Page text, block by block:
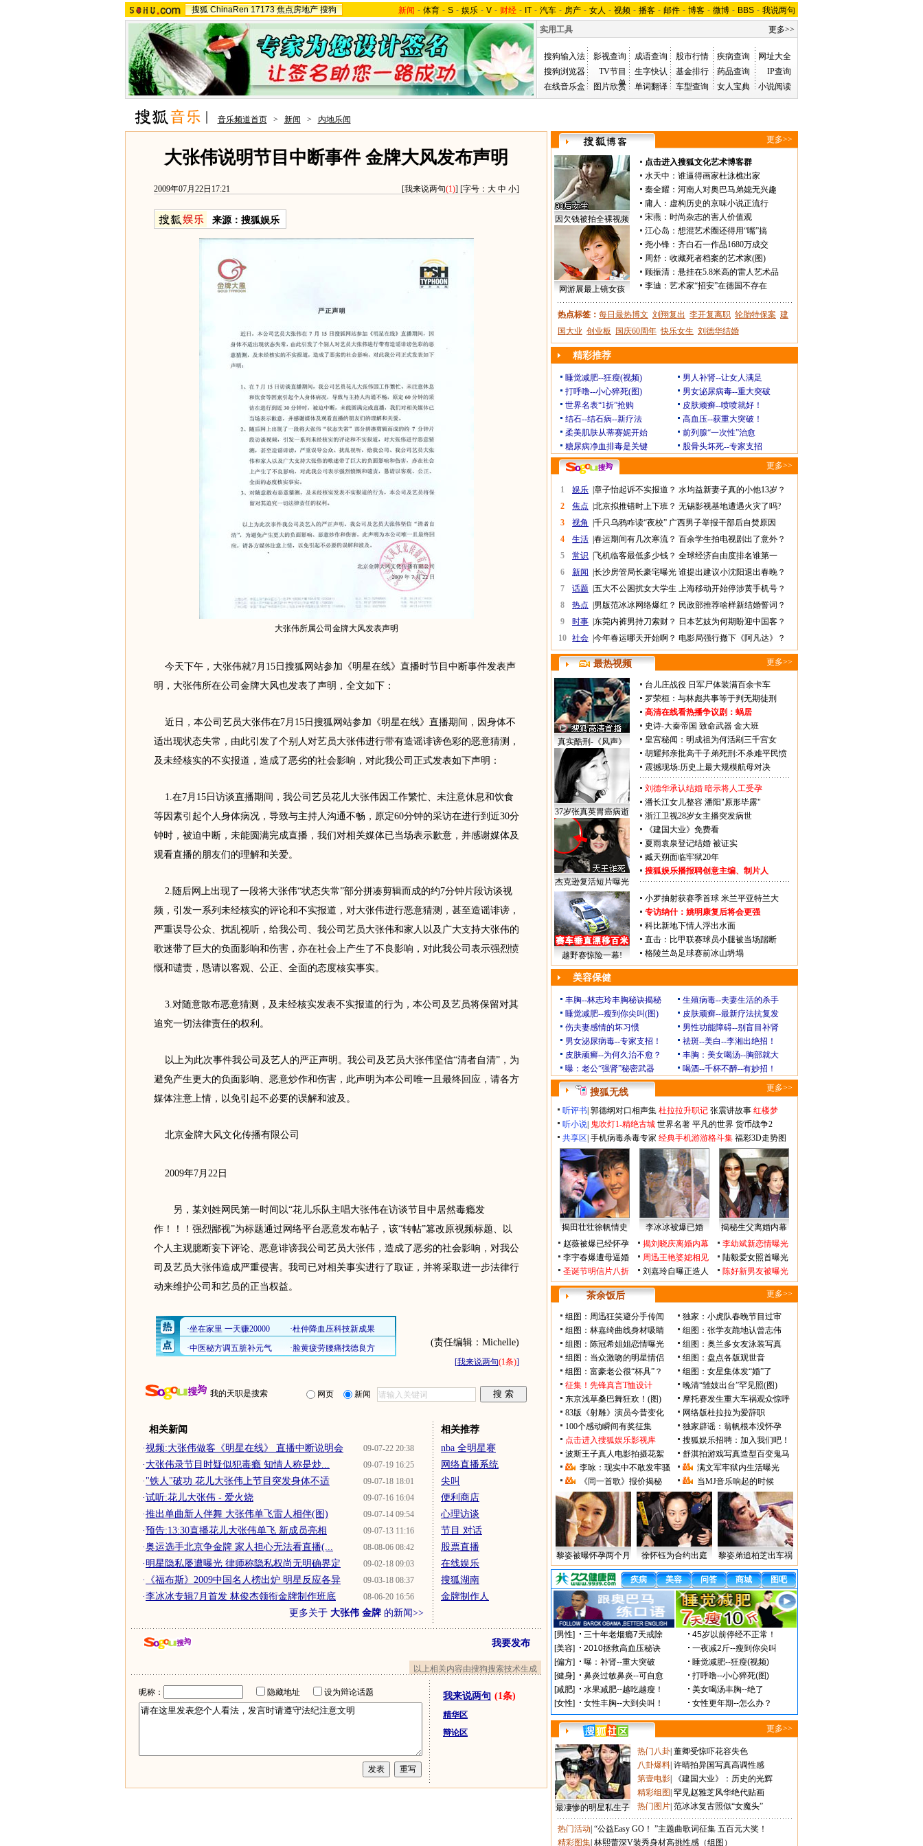
搜狐 ChinaRen 17173 焦点房地产 搜狗 新闻 - 体育 - S - 娱乐 - V - 财经 - IT - 汽车 - 房产 - 女人 - 视频 - 播客 - 邮件 - 博客 - 微博 - BBS - 我说两句
实用工具
更多>>
搜狗输入法 影视查询 成语查询 股市行情 疾病查询
网址大全
搜狗浏览器
TV节目
单
生字快认 基金排行 药品查询
IP查询
在线音乐盒
图片欣赏 单词翻译 车型查询 女人宝典 小说阅读
音乐频道首页 > 新闻 > 内地乐闻
大张伟说明节目中断事件 金牌大风发布声明
2009年07月22日17:21 [我来说两句(1)] [字号： 大 中 小]
来源： 搜狐娱乐
大张伟所属公司金牌大风发表声明
今天下午，大张伟就7月15日搜狐网站参加《明星在线》直播时节目中断事件发表声
明，大张伟所在公司金牌大风也发表了声明，全文如下：
近日，本公司艺员大张伟在7月15日搜狐网站参加《明星在线》直播期间，因身体不
适出现状态失常，由此引发了个别人对艺员大张伟进行带有造谣诽谤色彩的恶意猜测，
及未经核实的不实报道，造成了恶劣的社会影响，对此我公司正式发表如下声明：
1.在7月15日访谈直播期间，我公司艺员花儿大张伟因工作繁忙、未注意休息和饮食
等因素引起个人身体病况，导致与主持人沟通不畅，原定60分钟的采访在进行到近30分
钟时，被迫中断，未能圆满完成直播，我们对相关媒体已当场表示歉意，并感谢媒体及
观看直播的朋友们的理解和关爱。
2.随后网上出现了一段将大张伟“状态失常”部分拼凑剪辑而成的约7分钟片段访谈视
频，引发一系列未经核实的评论和不实报道，对大张伟进行恶意猜测，甚至造谣诽谤，
严重误导公众、扰乱视听，给我公司、我公司艺员大张伟和家人以及广大支持大张伟的
歌迷带了巨大的负面影响和伤害，亦在社会上产生了不良影响，对此我公司表示强烈愤
慨和谴责，恳请以客观、公正、全面的态度核实事实。
3.对随意散布恶意猜测，及未经核实发表不实报道的行为，本公司及艺员将保留对其
追究一切法律责任的权利。
以上为此次事件我公司及艺人的严正声明。我公司及艺员大张伟坚信“清者自清”，为
避免产生更大的负面影响、恶意炒作和伤害，此声明为本公司唯一且最终回应，请各方
媒体注意上情，以免引起不必要的误解和波及。
北京金牌大风文化传播有限公司
2009年7月22日
另，某刘姓网民第一时间以“花儿乐队主唱大张伟在访谈节目中居然毒瘾发
作！！！强烈鄙视”为标题通过网络平台恶意发布帖子，该“转帖”篡改原视频标题、以
个人主观臆断妄下评论、恶意诽谤我公司艺员大张伟，造成了恶劣的社会影响，对我公
司及艺员大张伟造成严重侵害。我司已对相关事实进行了取证，并将采取进一步法律行
动来维护公司和艺员的正当权益。
(责任编辑：Michelle)
[我来说两句(1条)]
我的天职是搜索 网页 新闻
相关新闻
09-07-22 20:38
·视频:大张伟做客《明星在线》 直播中断说明会
09-07-19 16:25
· 大张伟录节目时疑似犯毒瘾 知情人称是炒...
09-07-18 18:01
· "铁人"破功 花儿大张伟上节目突发身体不适
09-07-16 16:04
·试听:花儿大张伟 - 爱火烧
09-07-14 09:54
·推出单曲新人伴舞 大张伟单飞雷人相伴(图)
09-07-13 11:16
·预告:13:30直播花儿大张伟单飞 新成员亮相
08-08-06 08:42
·奥运选手北京争金牌 家人担心无法看直播(...
09-02-18 09:03
· 明星隐私屡遭曝光 律师称隐私权尚无明确界定
09-03-18 08:37
· 《福布斯》2009中国名人榜出炉 明星反应各异
08-06-20 16:56
·李冰冰专辑7月首发 林俊杰领衔金牌制作班底
更多关于 大张伟 金牌 的新闻>>
相关推荐
nba 全明星赛
网络直播系统
尖叫
便利商店
心理访谈
节目 对话
股票直播
在线娱乐
搜狐湖南
金牌制作人
我要发布
以上相关内容由搜狗搜索技术生成
昵称： 隐藏地址 设为辩论话题 我来说两句 (1条)
精华区
辩论区
更多>>
因欠钱被拍全裸视频
网游展最上镜女孩
点击进入搜狐文化艺术博客群
水天中 ： 谁逼得画家杜泳樵出家
秦全耀 ： 河南人对奥巴马弟媳无兴趣
庸人 ： 虚构历史的京味小说正流行
宋燕 ： 时尚杂志的害人价值观
江心岛 ： 想混艺术圈还得用“嘴”搞
尧小锋 ： 齐白石一作品1680万成交
周舒 ： 收藏死者档案的艺术家(图)
顾振清 ： 悬挂在5.8米高的雷人艺术品
李迪 ： 艺术家“招安”在德国不存在
热点标签： 每日最热博文 刘翔复出 李开复离职 轮胎特保案 建
国大业 创业板 国庆60周年 快乐女生 刘德华结婚
精彩推荐
睡觉减肥--狂瘦(视频)
男人补肾--让女人满足
打呼噜--小心猝死(图)
男女泌尿病毒--重大突破
世界名表“1折”抢购
皮肤顽癣--喷喷就好！
结石--结石病--新疗法
高血压--获重大突破！
柔美肌肤从蒂赛妮开始
前列腺“一次性”治愈
糖尿病净血排毒是关键
股骨头坏死--专家支招
更多>>
1 娱乐 章子怡起诉不实报道？ 水均益新妻子真的小他13岁？
2
焦点 北京拟推错时上下班？ 无锡影视基地遭遇火灾了吗?
3
视角 千只乌鸦咋读“夜校” 广西男子举报干部后自焚原因
4
生活 春运期间有几次寒流？ 百余学生拍电视剧出了意外？
5
常识 飞机临客最低多少钱？ 全球经济自由度排名谁第一
6
新闻 长沙房管局长豪宅曝光 谁提出建议小沈阳退出春晚？
7
话题 五大不公困扰女大学生 上海移动开始停涉黄手机号？
8
热点 男版范冰冰网络爆红？ 民政部推荐啥样新结婚誓词？
9
时事 东莞内裤男持刀索财？ 日本艺妓为何期盼迎中国客？
10 社会 今年春运哪天开始啊？ 电影局强行撤下《阿凡达》？
最热视频 更多>>
真实酷刑-《风声》
37岁张真英胃癌病逝
杰克逊复活短片曝光
台儿庄战役 日军尸体装满百余卡车
罗荣桓：与林彪共事等于判无期徒刑
高清在线看热播争议剧： 蜗居
史诗-大秦帝国 致命武器 金大班
皇宫秘闻：明成祖为何活剐三千宫女
胡耀邦亲批高干子弟死刑:不杀难平民愤
震撼现场:历史上最大规模航母对决
刘德华承认结婚 暗示将人工受孕
潘长江女儿整容 潘阳"原形毕露"
浙江卫视28岁女主播突发病世
《建国大业》免费看
夏雨袁泉登记结婚 被证实
臧天朔面临牢狱20年
搜狐娱乐播报聘创意主编、制片人
越野赛惊险一幕!
小罗抽射获赛季首球 米兰平亚特兰大
专访纳什：姚明康复后将会更强
科比新地下情人浮出水面
直击：比甲联赛球员小腿被当场踹断
格陵兰岛足球赛前冰山坍塌
美容保健
丰胸--林志玲丰胸秘诀揭秘
生殖病毒--夫妻生活的杀手
睡觉减肥--瘦到你尖叫(图)
皮肤顽癣--最新疗法抗复发
伤夫妻感情的坏习惯
男性功能障碍--别盲目补肾
男女泌尿病毒--专家支招！
祛斑--美白--李湘出绝招！
皮肤顽癣--为何久治不愈？
丰胸：美女喝汤--胸部就大
曝：老公“强肾”秘密武器
喝酒--千杯不醉--有妙招！
搜狐无线 更多>>
听评书 郭德纲对口相声集 杜拉拉升职记 张震讲故事 红楼梦
听小说 鬼吹灯1-精绝古城 世界名著 平凡的世界 货币战争2
共享区 手机病毒杀毒专家 经典手机游游格斗集 福彩3D走势图
揭田壮壮徐帆情史 李冰冰被爆已婚
揭秘生父离婚内幕
赵薇被爆已经怀孕
揭刘晓庆离婚内幕
李幼斌新恋情曝光
李宇春爆遭母逼婚
周迅王艳婆媳相见
陆毅爱女照首曝光
圣诞节明信片八折
刘嘉玲自曝正造人 陈好新男友被曝光
茶余饭后 更多>>
组图：周迅狂笑避分手传闻
独家：小虎队春晚节目过审
组图：林嘉绮曲线身材吸睛
组图：张学友跪地认曾志伟
组图：陈冠希姐姐恋情曝光
组图：奥兰多女友泳装写真
组图：当众激吻的明星情侣
组图：盘点各版观世音
组图：富豪老公很“杯具”？
组图：女星集体发“婚”了
征集！先锋真言T恤设计
晚清“雏妓出台”罕见照(图)
东京浅草桑巴舞狂欢！(图)
摩托赛发生重大车祸观众惊呼
83版《射雕》演员今昔变化
网络版杜拉拉为爱辞职
100个感动瞬间有奖征集
独家辟谣：翁帆根本没怀孕
点击进入搜狐娱乐影视库
搜狐娱乐招聘：加入我们吧！
波斯王子真人电影拍摄花絮
舒淇拍游戏写真造型百变鬼马
李咏：现实中不敢发牢骚
满文军牢狱内生活曝光
《同一首歌》报价揭秘
当MJ音乐响起的时候
黎姿被曝怀孕两个月 徐怀钰为合约出庭 黎姿弟追柏芝出车祸
更多>>
最凄惨的明星私生子
热门八卦 董卿受惊吓花容失色
八卦爆料 许晴拍异国写真高调性感
第壹电影
《建国大业》：历史的光辉
精彩组图 罕见赵雅芝风华绝代贴画
热门图片 范冰冰复古照似“女魔头”
热门活动 “公益Easy GO！ ”主题曲歌词征集 五百元大奖！
精彩图集 林熙蕾深V装秀身材高挑性感（组图）